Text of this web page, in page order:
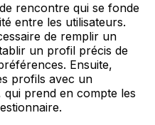
rencontre qui se fonde
entre les utilisateurs.
de remplir un
un profil précis de
Ensuite,
profils avec un
prend en compte les